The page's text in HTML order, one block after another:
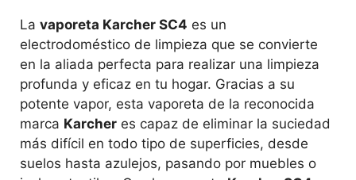
La vaporeta Karcher SC4 es un
electrodoméstico de limpieza que se convierte
en la aliada perfecta para realizar una limpieza
profunda y eficaz en tu hogar. Gracias a su
potente vapor, esta vaporeta de la reconocida
marca Karcher es capaz de eliminar la suciedad
más difícil en todo tipo de superficies, desde
suelos hasta azulejos, pasando por muebles o